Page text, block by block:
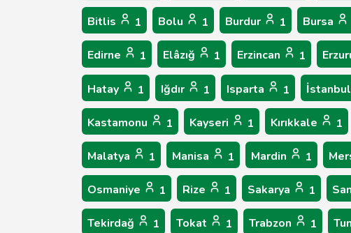
Bitlis 1 Bolu 1 Burdur 1 Bursa
Edirne 1 Elâzığ 1 Erzincan 1
Hatay 1 Iğdır 1 Isparta 1 İstanbul
Kastamonu 1 Kayseri 1 Kırıkkale 1
Malatya 1 Manisa 1 Mardin 1
Osmaniye 1 Rize 1 Sakarya 1
Tekirdağ 1 Tokat 1 Trabzon 1